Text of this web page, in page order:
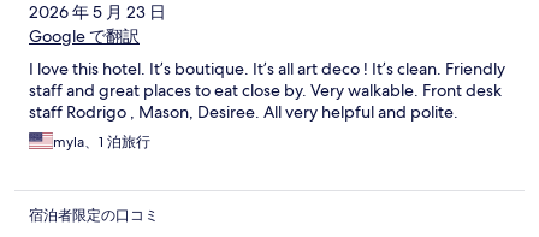
2026 年 5 月 23 日
Google で翻訳
I love this hotel. It’s boutique. It’s all art deco ! It’s clean. Friendly
staff and great places to eat close by. Very walkable. Front desk
staff Rodrigo , Mason, Desiree. All very helpful and polite.
myla、1 泊旅行
宿泊者限定の口コミ